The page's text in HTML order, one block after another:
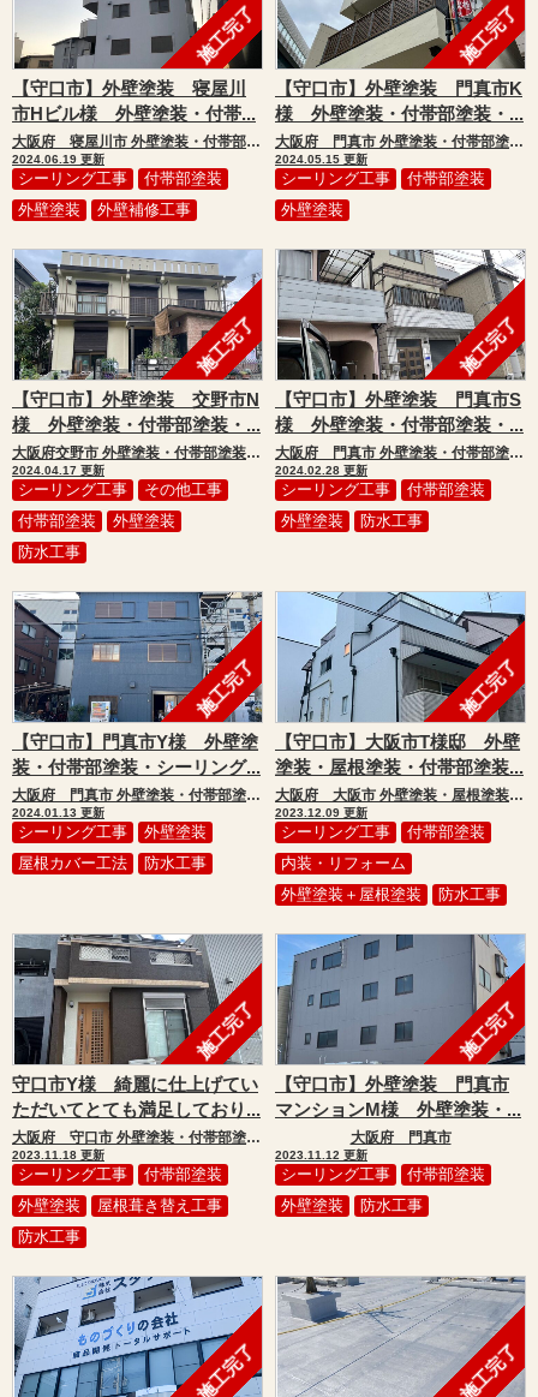
施工完了
【守口市】外壁塗装 寝屋川
市Hビル様 外壁塗装・付帯...
大阪府 寝屋川市 外壁塗装・付帯部塗装・シーリング工事・補修工事
2024.06.19 更新
シーリング工事
付帯部塗装
外壁塗装
外壁補修工事
施工完了
【守口市】外壁塗装 門真市K
様 外壁塗装・付帯部塗装・...
大阪府 門真市 外壁塗装・付帯部塗装・シーリング工事
2024.05.15 更新
シーリング工事
付帯部塗装
外壁塗装
施工完了
【守口市】外壁塗装 交野市N
様 外壁塗装・付帯部塗装・...
大阪府交野市 外壁塗装・付帯部塗装・シーリング工事・防水工事・補修工事
2024.04.17 更新
シーリング工事
その他工事
付帯部塗装
外壁塗装
防水工事
施工完了
【守口市】外壁塗装 門真市S
様 外壁塗装・付帯部塗装・...
大阪府 門真市 外壁塗装・付帯部塗装・シーリング工事・防水工事
2024.02.28 更新
シーリング工事
付帯部塗装
外壁塗装
防水工事
施工完了
【守口市】門真市Y様 外壁塗
装・付帯部塗装・シーリング...
大阪府 門真市 外壁塗装・付帯部塗装・シーリング工事・防水工事・屋根カバー工法
2024.01.13 更新
シーリング工事
外壁塗装
屋根カバー工法
防水工事
施工完了
【守口市】大阪市T様邸 外壁
塗装・屋根塗装・付帯部塗装...
大阪府 大阪市 外壁塗装・屋根塗装・付帯部塗装・シーリング工事・防水工事・補修工事・内装工事
2023.12.09 更新
シーリング工事
付帯部塗装
内装・リフォーム
外壁塗装＋屋根塗装
防水工事
施工完了
守口市Y様 綺麗に仕上げてい
ただいてとても満足しており...
大阪府 守口市 外壁塗装・付帯部塗装・シーリング工事・防水工事・屋根葺き替え工事
2023.11.18 更新
シーリング工事
付帯部塗装
外壁塗装
屋根葺き替え工事
防水工事
施工完了
【守口市】外壁塗装 門真市
マンションM様 外壁塗装・...
大阪府 門真市
2023.11.12 更新
シーリング工事
付帯部塗装
外壁塗装
防水工事
施工完了 施工完了